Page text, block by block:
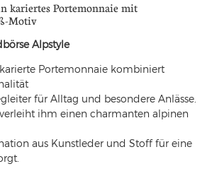
kariertes Portemonnaie mit
Motiv
Alpstyle
Portemonnaie kombiniert
für Alltag und besondere Anlässe.
ihm einen charmanten alpinen
aus Kunstleder und Stoff für eine